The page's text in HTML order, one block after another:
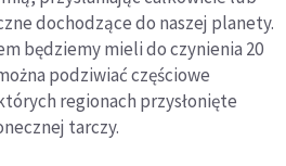
dochodzące do naszej planety.
będziemy mieli do czynienia 20
podziwiać częściowe
regionach przysłonięte
tarczy.